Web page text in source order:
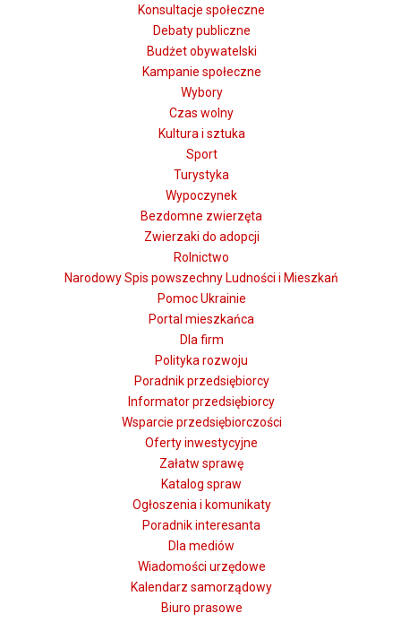
Konsultacje społeczne
Debaty publiczne
Budżet obywatelski
Kampanie społeczne
Wybory
Czas wolny
Kultura i sztuka
Sport
Turystyka
Wypoczynek
Bezdomne zwierzęta
Zwierzaki do adopcji
Rolnictwo
Narodowy Spis powszechny Ludności i Mieszkań
Pomoc Ukrainie
Portal mieszkańca
Dla firm
Polityka rozwoju
Poradnik przedsiębiorcy
Informator przedsiębiorcy
Wsparcie przedsiębiorczości
Oferty inwestycyjne
Załatw sprawę
Katalog spraw
Ogłoszenia i komunikaty
Poradnik interesanta
Dla mediów
Wiadomości urzędowe
Kalendarz samorządowy
Biuro prasowe